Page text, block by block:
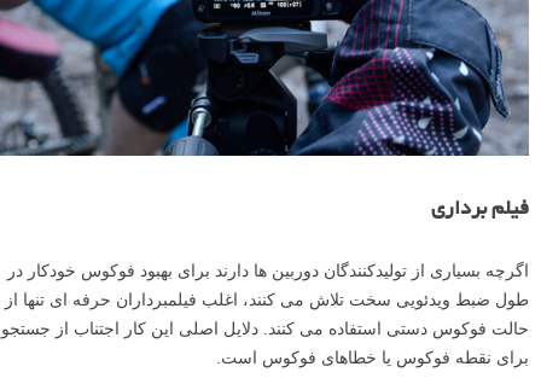
فیلم برداری
اگرچه بسیاری از تولیدکنندگان دوربین ها دارند برای بهبود فوکوس خودکار در
طول ضبط ویدئویی سخت تلاش می کنند، اغلب فیلمبرداران حرفه ای تنها از
حالت فوکوس دستی استفاده می کنند. دلایل اصلی این کار اجتناب از جستجو
برای نقطه فوکوس یا خطاهای فوکوس است.